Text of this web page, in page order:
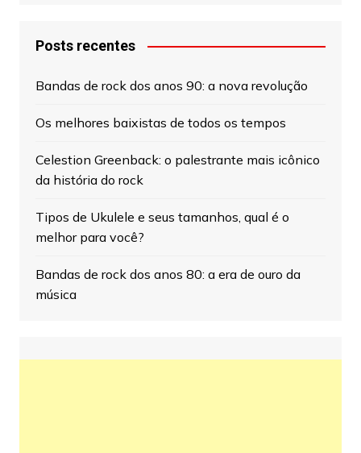
Posts recentes
Bandas de rock dos anos 90: a nova revolução
Os melhores baixistas de todos os tempos
Celestion Greenback: o palestrante mais icônico
da história do rock
Tipos de Ukulele e seus tamanhos, qual é o
melhor para você?
Bandas de rock dos anos 80: a era de ouro da
música